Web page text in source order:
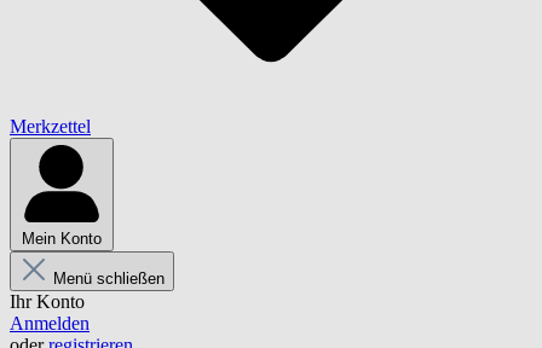
Merkzettel
Mein Konto
Menü schließen
Ihr Konto
Anmelden